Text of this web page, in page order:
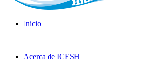
Inicio
Acerca de ICESH